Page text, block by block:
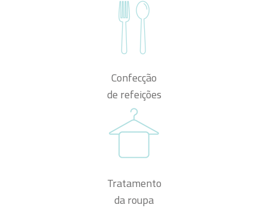
Confecção
de refeições
Tratamento
da roupa